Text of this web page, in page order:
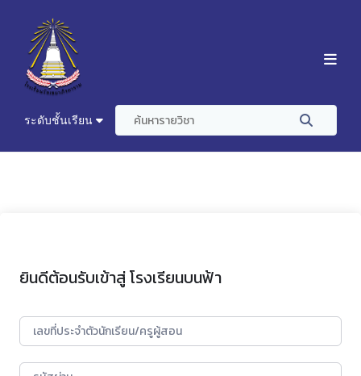
ระดับชั้นเรียน
ยินดีต้อนรับเข้าสู่ โรงเรียนบนฟ้า